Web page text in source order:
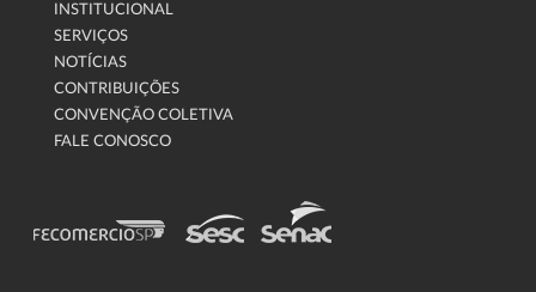
INSTITUCIONAL
SERVIÇOS
NOTÍCIAS
CONTRIBUIÇÕES
CONVENÇÃO COLETIVA
FALE CONOSCO